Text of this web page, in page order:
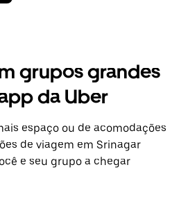
grupos grandes
da Uber
espaço ou de acomodações
de viagem em Srinagar
e seu grupo a chegar